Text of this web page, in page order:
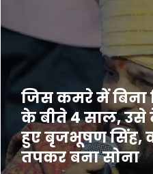
जिस कमरे में
के बीते 4 साल,
हुए बृजभूषण सिंह,
तपकर बना सोना